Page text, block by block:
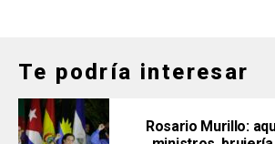
Te podría interesar
Rosario Murillo: